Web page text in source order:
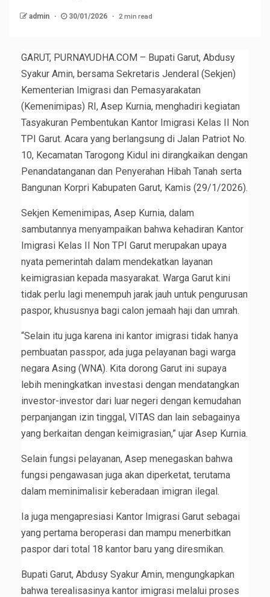
admin 30/01/2026 2 min read
GARUT, PURNAYUDHA.COM – Bupati Garut, Abdusy
Syakur Amin, bersama Sekretaris Jenderal (Sekjen)
Kementerian Imigrasi dan Pemasyarakatan
(Kemenimipas) RI, Asep Kurnia, menghadiri kegiatan
Tasyakuran Pembentukan Kantor Imigrasi Kelas II Non
TPI Garut. Acara yang berlangsung di Jalan Patriot No.
10, Kecamatan Tarogong Kidul ini dirangkaikan dengan
Penandatanganan dan Penyerahan Hibah Tanah serta
Bangunan Korpri Kabupaten Garut, Kamis (29/1/2026).
Sekjen Kemenimipas, Asep Kurnia, dalam
sambutannya menyampaikan bahwa kehadiran Kantor
Imigrasi Kelas II Non TPI Garut merupakan upaya
nyata pemerintah dalam mendekatkan layanan
keimigrasian kepada masyarakat. Warga Garut kini
tidak perlu lagi menempuh jarak jauh untuk pengurusan
paspor, khususnya bagi calon jemaah haji dan umrah.
“Selain itu juga karena ini kantor imigrasi tidak hanya
pembuatan passpor, ada juga pelayanan bagi warga
negara Asing (WNA). Kita dorong Garut ini supaya
lebih meningkatkan investasi dengan mendatangkan
investor-investor dari luar negeri dengan kemudahan
perpanjangan izin tinggal, VITAS dan lain sebagainya
yang berkaitan dengan keimigrasian,” ujar Asep Kurnia.
Selain fungsi pelayanan, Asep menegaskan bahwa
fungsi pengawasan juga akan diperketat, terutama
dalam meminimalisir keberadaan imigran ilegal.
Ia juga mengapresiasi Kantor Imigrasi Garut sebagai
yang pertama beroperasi dan mampu menerbitkan
paspor dari total 18 kantor baru yang diresmikan.
Bupati Garut, Abdusy Syakur Amin, mengungkapkan
bahwa terealisasinya kantor imigrasi melalui proses